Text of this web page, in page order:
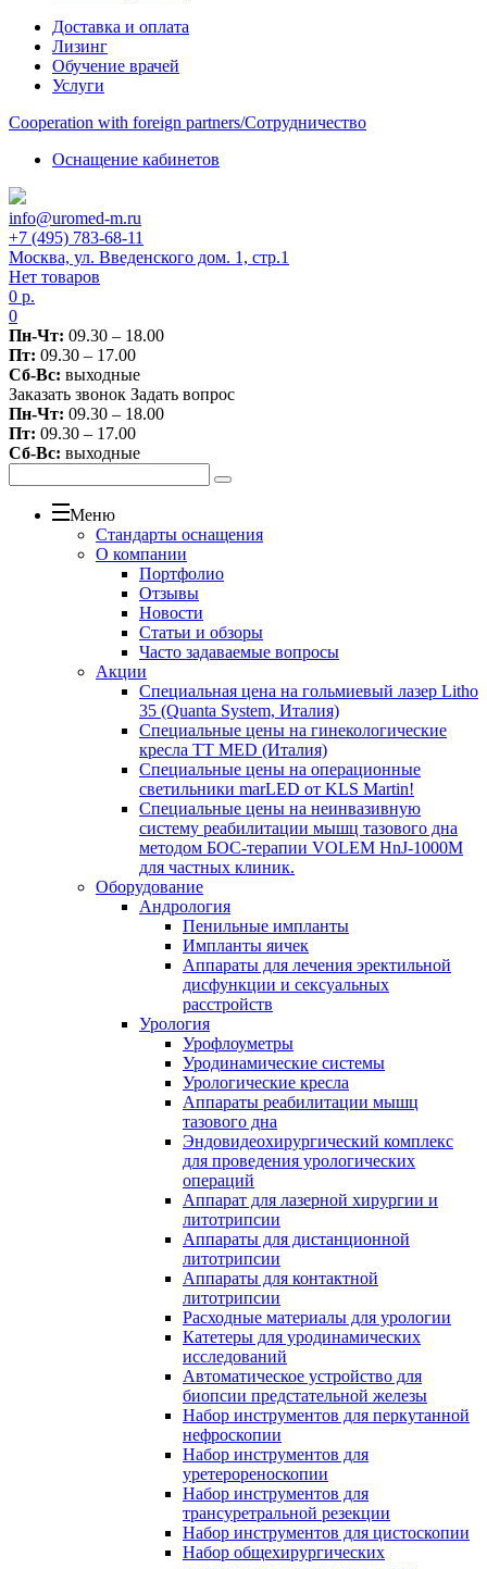
Доставка и оплата
Лизинг
Обучение врачей
Услуги
Сooperation with foreign partners/Сотрудничество
Оснащение кабинетов
info@uromed-m.ru
+7 (495) 783-68-11
Москва, ул. Введенского дом. 1, стр.1
Нет товаров
0 р.
0
Пн-Чт: 09.30 – 18.00
Пт: 09.30 – 17.00
Сб-Вс: выходные
Заказать звонок Задать вопрос
Пн-Чт: 09.30 – 18.00
Пт: 09.30 – 17.00
Сб-Вс: выходные
Меню
Стандарты оснащения
О компании
Портфолио
Отзывы
Новости
Статьи и обзоры
Часто задаваемые вопросы
Акции
Специальная цена на гольмиевый лазер Litho
35 (Quanta System, Италия)
Специальные цены на гинекологические
кресла TT MED (Италия)
Специальные цены на операционные
светильники marLED от KLS Martin!
Специальные цены на неинвазивную
систему реабилитации мышц тазового дна
методом БОС-терапии VOLEM HnJ-1000M
для частных клиник.
Оборудование
Андрология
Пенильные импланты
Импланты яичек
Аппараты для лечения эректильной
дисфункции и сексуальных
расстройств
Урология
Урофлоуметры
Уродинамические системы
Урологические кресла
Аппараты реабилитации мышц
тазового дна
Эндовидеохирургический комплекс
для проведения урологических
операций
Аппарат для лазерной хирургии и
литотрипсии
Аппараты для дистанционной
литотрипсии
Аппараты для контактной
литотрипсии
Расходные материалы для урологии
Катетеры для уродинамических
исследований
Автоматическое устройство для
биопсии предстательной железы
Набор инструментов для перкутанной
нефроскопии
Набор инструментов для
уретерореноскопии
Набор инструментов для
трансуретральной резекции
Набор инструментов для цистоскопии
Набор общехирургических